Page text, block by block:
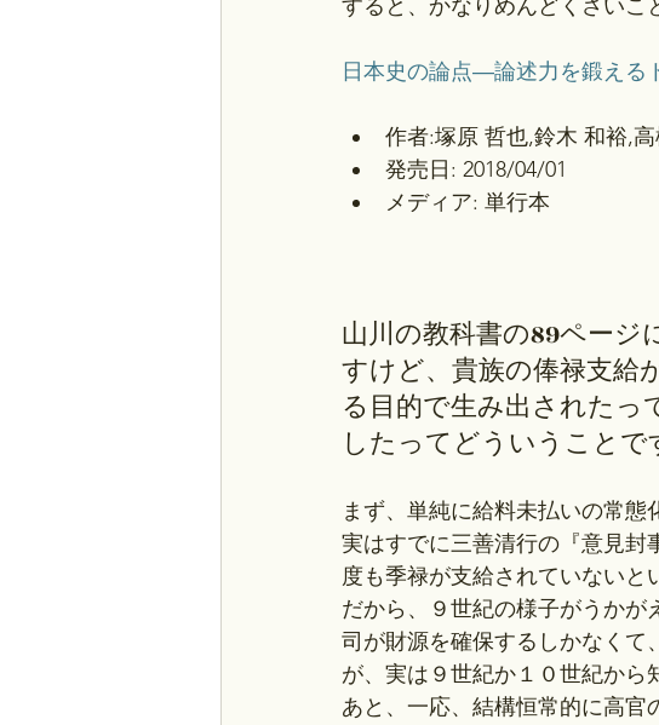
すると、かなりめんどくさいこ
日本史の論点―論述力を鍛える
作者:塚原 哲也,鈴木 和裕,
発売日: 2018/04/01
メディア: 単行本
山川の教科書の89ペー
すけど、貴族の俸禄支給
る目的で生み出されたっ
したってどういうことで
まず、単純に給料未払いの常態
実はすでに三善清行の『意見封
度も季禄が支給されていない
だから、９世紀の様子がうかが
司が財源を確保するしかなくて
が、実は９世紀か１０世紀から
あと、一応、結構恒常的に高官